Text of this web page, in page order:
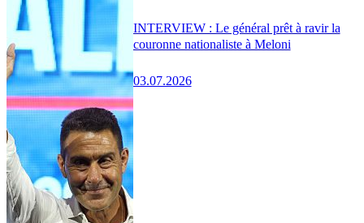
INTERVIEW : Le général prêt à ravir la
couronne nationaliste à Meloni
03.07.2026